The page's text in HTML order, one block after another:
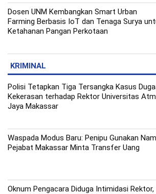
Dosen UNM Kembangkan Smart Urban
Farming Berbasis IoT dan Tenaga Surya
Ketahanan Pangan Perkotaan
KRIMINAL
Polisi Tetapkan Tiga Tersangka Kasus
Kekerasan terhadap Rektor Universitas
Jaya Makassar
Waspada Modus Baru: Penipu Gunakan
Pejabat Makassar Minta Transfer Uang
Oknum Pengacara Diduga Intimidasi Rektor,